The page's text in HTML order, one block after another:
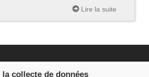
Lire la suite
collecte de données